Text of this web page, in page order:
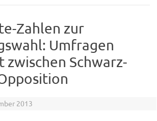
Zahlen zur
Umfragen
zwischen Schwarz-
2013